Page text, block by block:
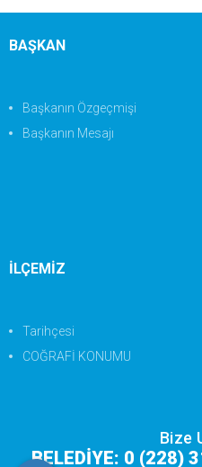
BAŞKAN
Başkanın Özgeçmişi
Başkanın Mesajı
İLÇEMİZ
Tarihçesi
COĞRAFİ KONUMU
Bize
BELEDİYE: 0 (228)